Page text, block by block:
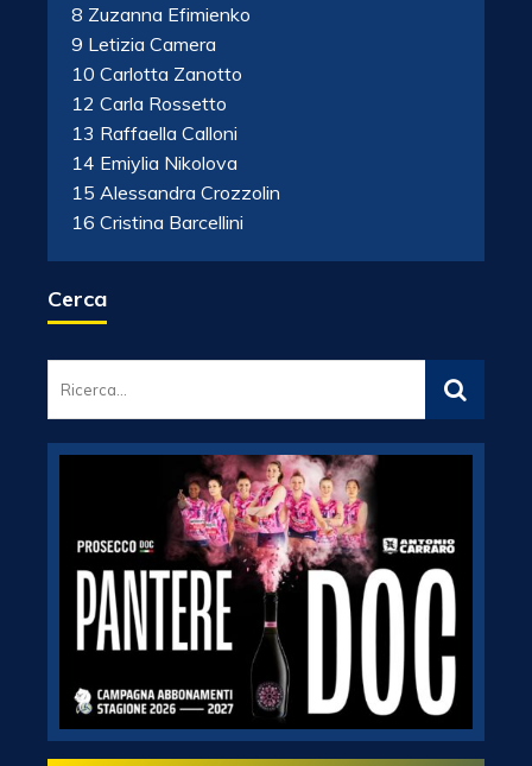
8 Zuzanna Efimienko
9 Letizia Camera
10 Carlotta Zanotto
12 Carla Rossetto
13 Raffaella Calloni
14 Emiylia Nikolova
15 Alessandra Crozzolin
16 Cristina Barcellini
Cerca